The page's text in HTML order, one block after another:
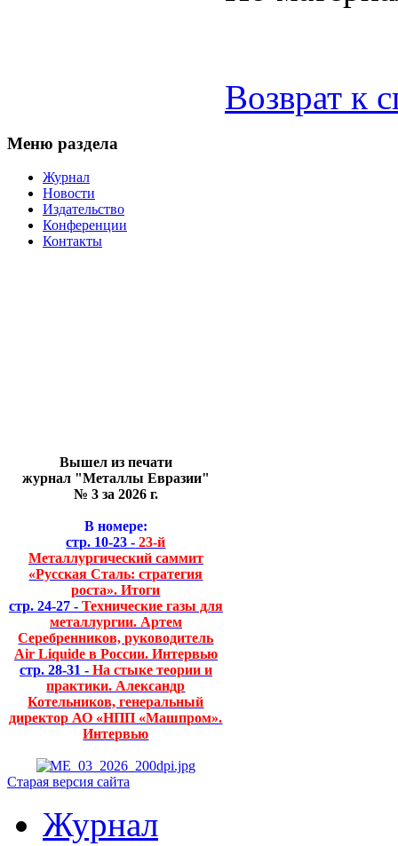
Возврат к
Меню раздела
Журнал
Новости
Издательство
Конференции
Контакты
Вышел из печати
журнал "Металлы Евразии"
№ 3 за 2026 г.
В номере:
стр. 10-23 - 23-й
Металлургический саммит
«Русская Сталь: стратегия
роста». Итоги
стр. 24-27 - Технические газы для
металлургии. Артем
Серебренников, руководитель
Air Liquide в России. Интервью
стр. 28-31 - На стыке теории и
практики. Александр
Котельников, генеральный
директор АО «НПП «Машпром».
Интервью
Старая версия сайта
Журнал